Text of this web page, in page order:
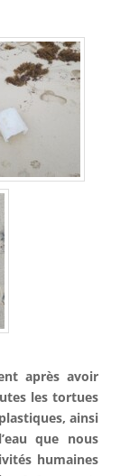
après avoir
les tortues
ainsi
que nous
humaines